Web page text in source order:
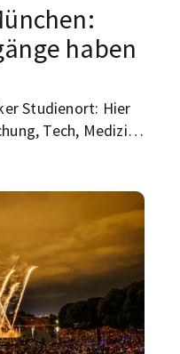
haben
Studienort: Hier
Tech, Medizin,
– technisch,
oder
fünf KI-nahe
echte
denen du vor der
wirklich zu